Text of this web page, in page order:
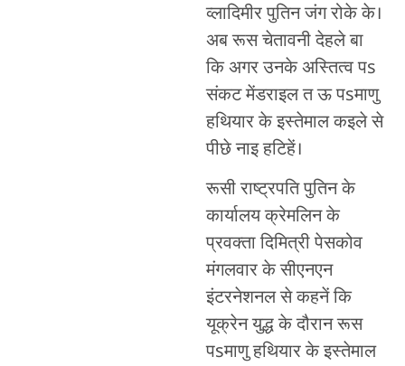
व्लादिमीर पुतिन जंग रोके के।
अब रूस चेतावनी देहले बा
कि अगर उनके अस्तित्व पs
संकट मेंडराइल त ऊ पsमाणु
हथियार के इस्तेमाल कइले से
पीछे नाइ हटिहें।
रूसी राष्ट्रपति पुतिन के
कार्यालय क्रेमलिन के
प्रवक्ता दिमित्री पेसकोव
मंगलवार के सीएनएन
इंटरनेशनल से कहनें कि
यूक्रेन युद्ध के दौरान रूस
पsमाणु हथियार के इस्तेमाल